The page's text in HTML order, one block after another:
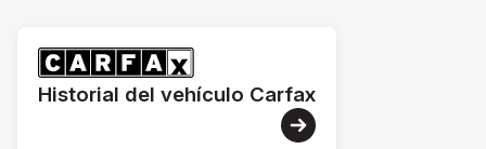
Historial del vehículo Carfax